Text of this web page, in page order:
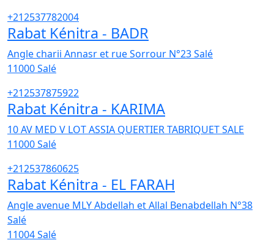
+212537782004
Rabat Kénitra - BADR
Angle charii Annasr et rue Sorrour N°23 Salé
11000Salé
+212537875922
Rabat Kénitra - KARIMA
10 AV MED V LOT ASSIA QUERTIER TABRIQUET SALE
11000Salé
+212537860625
Rabat Kénitra - EL FARAH
Angle avenue MLY Abdellah et Allal Benabdellah N°38
Salé
11004Salé